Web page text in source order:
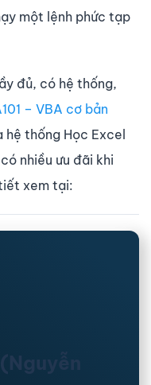
một lệnh phức tạp
đủ, có hệ thống,
– VBA cơ bản
hệ thống Học Excel
nhiều ưu đãi khi
xem tại: